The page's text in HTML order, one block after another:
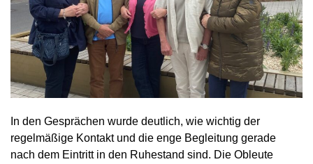
In den Gesprächen wurde deutlich, wie wichtig der
regelmäßige Kontakt und die enge Begleitung gerade
nach dem Eintritt in den Ruhestand sind. Die Obleute